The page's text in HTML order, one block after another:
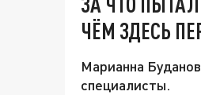
ЧЁМ ЗДЕСЬ
Марианна
специалисты.